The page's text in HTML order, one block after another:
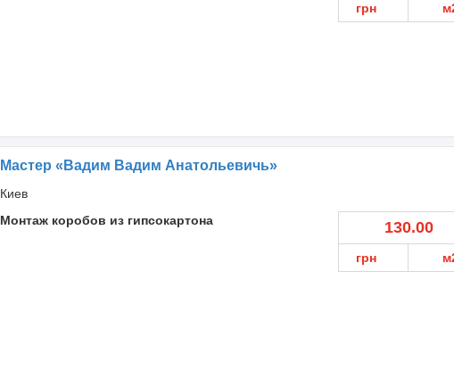
грн
Мастер «Вадим Вадим Анатольевичь»
Киев
Монтаж коробов из гипсокартона
130.00
грн